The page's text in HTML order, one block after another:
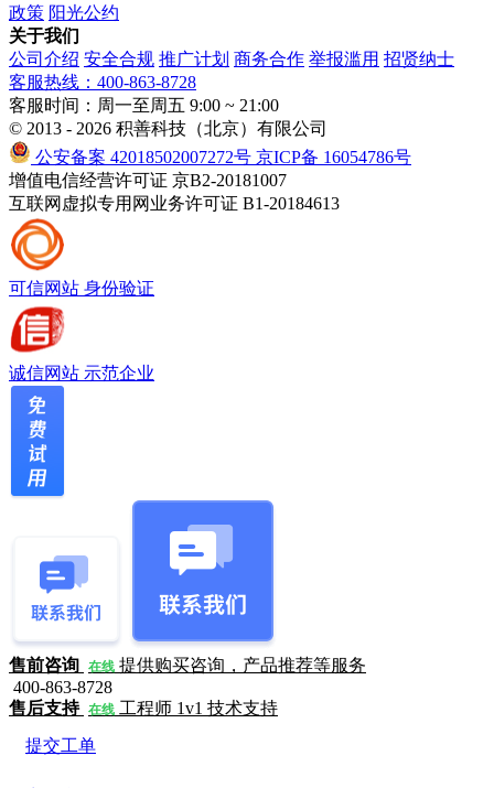
政策 阳光公约
关于我们
公司介绍 安全合规 推广计划 商务合作 举报滥用 招贤纳士
客服热线：400-863-8728
客服时间：周一至周五 9:00 ~ 21:00
© 2013 - 2026 积善科技（北京）有限公司
公安备案 42018502007272号 京ICP备 16054786号
增值电信经营许可证 京B2-20181007
互联网虚拟专用网业务许可证 B1-20184613
可信网站 身份验证
诚信网站 示范企业
售前咨询 在线 提供购买咨询，产品推荐等服务
400-863-8728
售后支持 在线 工程师 1v1 技术支持
提交工单